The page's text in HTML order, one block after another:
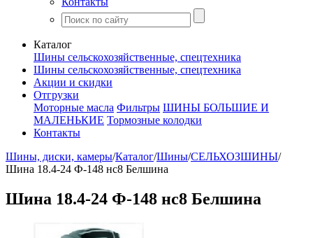
Каталог
Шины сельскохозяйственные, спецтехника
Шины сельскохозяйственные, спецтехника
Акции и скидки
Отгрузки
Моторные масла Фильтры ШИНЫ БОЛЬШИЕ И
МАЛЕНЬКИЕ Тормозные колодки
Контакты
Шины, диски, камеры/Каталог/Шины/СЕЛЬХОЗШИНЫ/
Шина 18.4-24 Ф-148 нс8 Белшина
Шина 18.4-24 Ф-148 нс8 Белшина